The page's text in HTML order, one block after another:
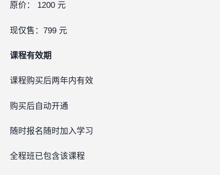
原价： 1200 元
现仅售：799 元
课程有效期
课程购买后两年内有效
购买后自动开通
随时报名随时加入学习
全程班已包含该课程